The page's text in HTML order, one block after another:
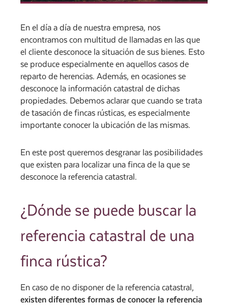
En el día a día de nuestra empresa, nos
encontramos con multitud de llamadas en las que
el cliente desconoce la situación de sus bienes. Esto
se produce especialmente en aquellos casos de
reparto de herencias. Además, en ocasiones se
desconoce la información catastral de dichas
propiedades. Debemos aclarar que cuando se trata
de tasación de fincas rústicas, es especialmente
importante conocer la ubicación de las mismas.
En este post queremos desgranar las posibilidades
que existen para localizar una finca de la que se
desconoce la referencia catastral.
¿Dónde se puede buscar la
referencia catastral de una
finca rústica?
En caso de no disponer de la referencia catastral,
existen diferentes formas de conocer la referencia